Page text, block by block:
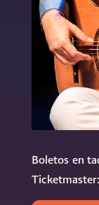
Boletos en
Ticketmaster: